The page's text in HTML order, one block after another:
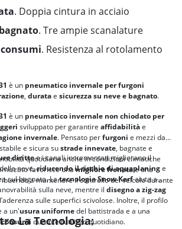
. Doppia cintura in acciaio
. Tre ampie scanalature
. Resistenza al rotolamento
è un pneumatico invernale per furgoni
, duratae sicurezza su neve e bagnato.
è un pneumatico invernale non chiodato per
sviluppato per garantire affidabilitàe
invernale. Pensato perfurgoni e mezzi da
e sicura sustrade innevate, bagnate e
quotidiana anche in condizioni climatiche
favorisce unamigliorefrenatae una
a mantenere il controllo del veicolo durante
dirittee i canali incrementati migliorano il
neve,riducendo il rischio diaquaplaninge
sul bagnato. LatecnologiaSnow Kerfaiuta a
sulla neve, mentre il disegno a zig-zag
sulle superfici scivolose. Inoltre, il profilo
a un'usura uniformedel battistrada e a una
durante l’utilizzo quotidiano.
La Tecnologia: